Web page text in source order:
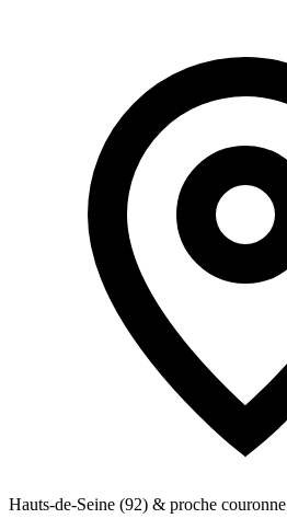
Hauts-de-Seine (92) & proche couronne